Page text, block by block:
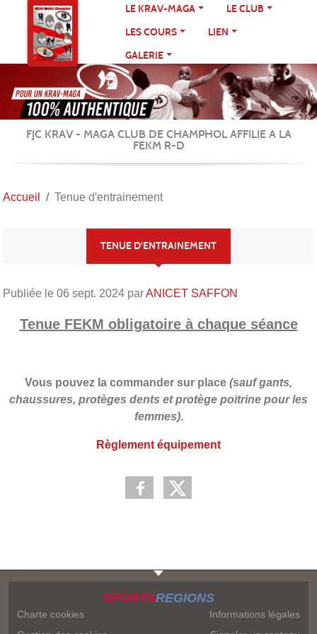
LE KRAV-MAGA
LE CLUB
LES COURS
LIEN
GALERIE
FJC KRAV - MAGA CLUB DE CHAMPHOL AFFILIE A LA
FEKM R-D
Accueil Tenue d'entrainement
TENUE D'ENTRAINEMENT
Publiée le 06 sept. 2024 parANICET SAFFON
Tenue FEKM obligatoire à chaque séance
Vous pouvez la commander sur place (sauf gants,
chaussures, protèges dents et protège poitrine pour les
femmes).
Règlement équipement
SPORTSREGIONS
Charte cookies
Informations légales
Panneau de gestion des cookies